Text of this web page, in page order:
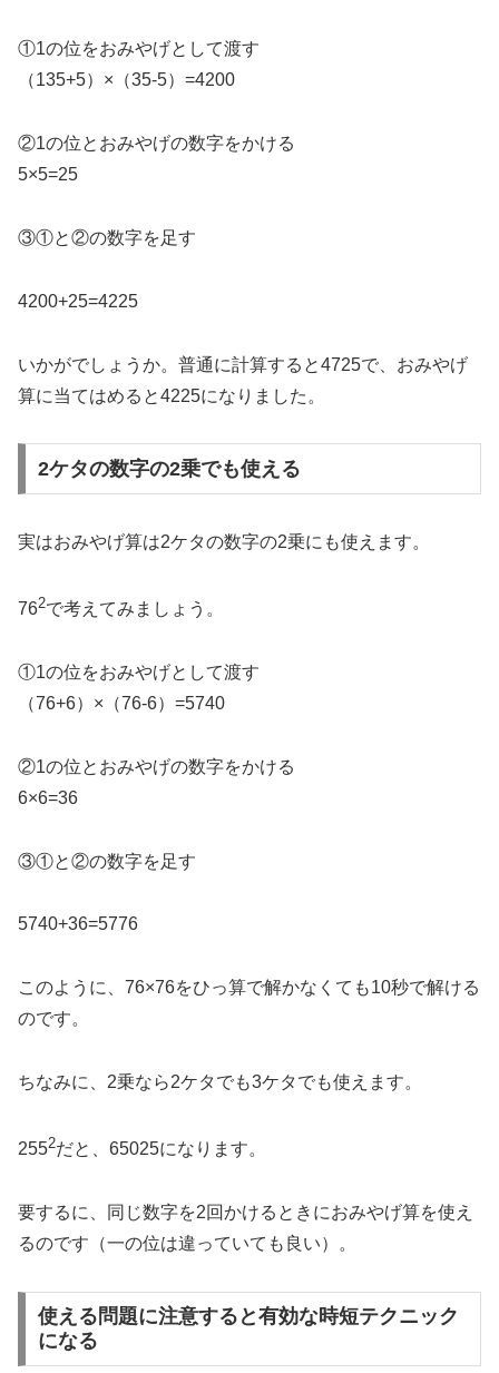
①1の位をおみやげとして渡す
（135+5）×（35-5）=4200
②1の位とおみやげの数字をかける
5×5=25
③①と②の数字を足す
4200+25=4225
いかがでしょうか。普通に計算すると4725で、おみやげ
算に当てはめると4225になりました。
2ケタの数字の2乗でも使える
実はおみやげ算は2ケタの数字の2乗にも使えます。
762で考えてみましょう。
①1の位をおみやげとして渡す
（76+6）×（76-6）=5740
②1の位とおみやげの数字をかける
6×6=36
③①と②の数字を足す
5740+36=5776
このように、76×76をひっ算で解かなくても10秒で解ける
のです。
ちなみに、2乗なら2ケタでも3ケタでも使えます。
2552だと、65025になります。
要するに、同じ数字を2回かけるときにおみやげ算を使え
るのです（一の位は違っていても良い）。
使える問題に注意すると有効な時短テクニック
になる